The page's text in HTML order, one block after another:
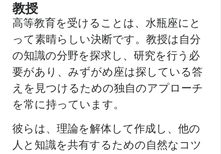
教授
高等教育を受けることは、水瓶座にと
って素晴らしい決断です。教授は自分
の知識の分野を探求し、研究を行う必
要があり、みずがめ座は探している答
えを見つけるための独自のアプローチ
を常に持っています。
彼らは、理論を解体して作成し、他の
人と知識を共有するための自然なコツ